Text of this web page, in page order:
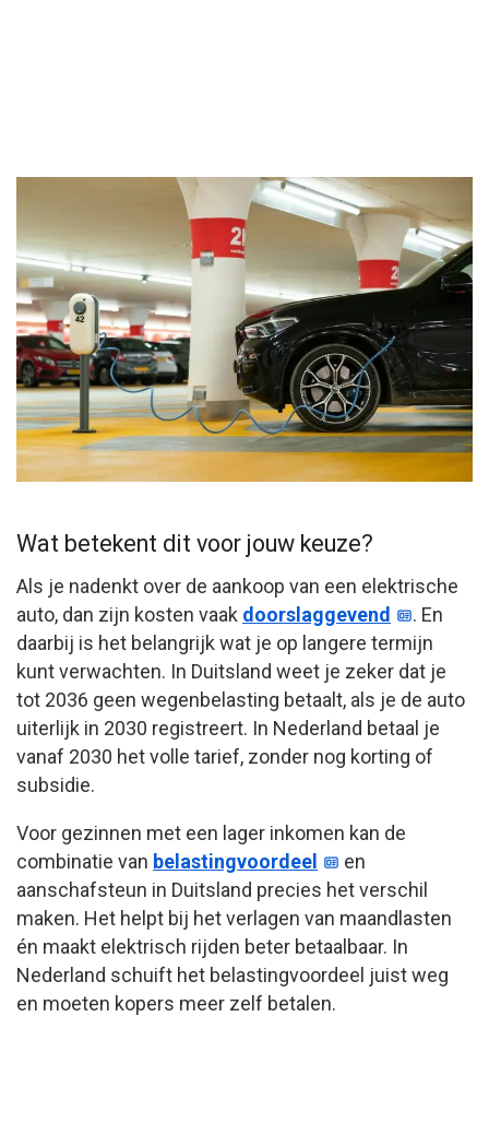
Wat betekent dit voor jouw keuze?
Als je nadenkt over de aankoop van een elektrische
auto, dan zijn kosten vaak doorslaggevend
. En
daarbij is het belangrijk wat je op langere termijn
kunt verwachten. In Duitsland weet je zeker dat je
tot 2036 geen wegenbelasting betaalt, als je de auto
uiterlijk in 2030 registreert. In Nederland betaal je
vanaf 2030 het volle tarief, zonder nog korting of
subsidie.
Voor gezinnen met een lager inkomen kan de
combinatie van belastingvoordeel
en
aanschafsteun in Duitsland precies het verschil
maken. Het helpt bij het verlagen van maandlasten
én maakt elektrisch rijden beter betaalbaar. In
Nederland schuift het belastingvoordeel juist weg
en moeten kopers meer zelf betalen.